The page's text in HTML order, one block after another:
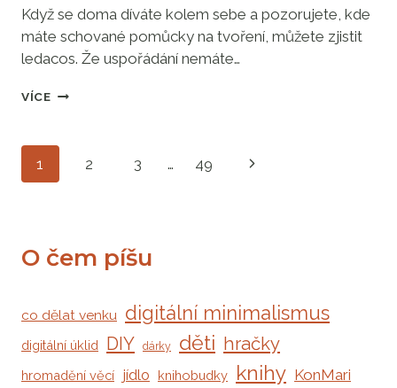
Když se doma díváte kolem sebe a pozorujete, kde
máte schované pomůcky na tvoření, můžete zjistit
ledacos. Že uspořádání nemáte…
VÍCEJAK
POŘÁDKEM
KREATIVNÍCH
Navigace
1 2 3 … 49
Další
O čem píšu
co dělat venku digitální minimalismus
digitální úklid DIY dárky děti hračky
hromadění věcí jídlo knihobudky knihy KonMari